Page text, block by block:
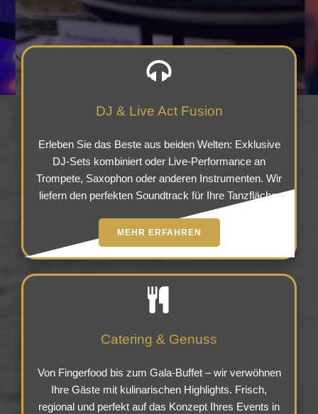
DJ & Live Act Fusion
Erleben Sie das Beste aus beiden Welten: Exklusive
DJ-Sets kombiniert oder Live-Performance an
Trompete, Saxophon oder anderen Instrumenten. Wir
liefern den perfekten Soundtrack für Ihre Tanzfläche.
MEHR ERFAHREN
Catering & Genuss
Von Fingerfood bis zum Gala-Buffet – wir verwöhnen
Ihre Gäste mit kulinarischen Highlights. Frisch,
regional und perfekt auf das Konzept Ihres Events in